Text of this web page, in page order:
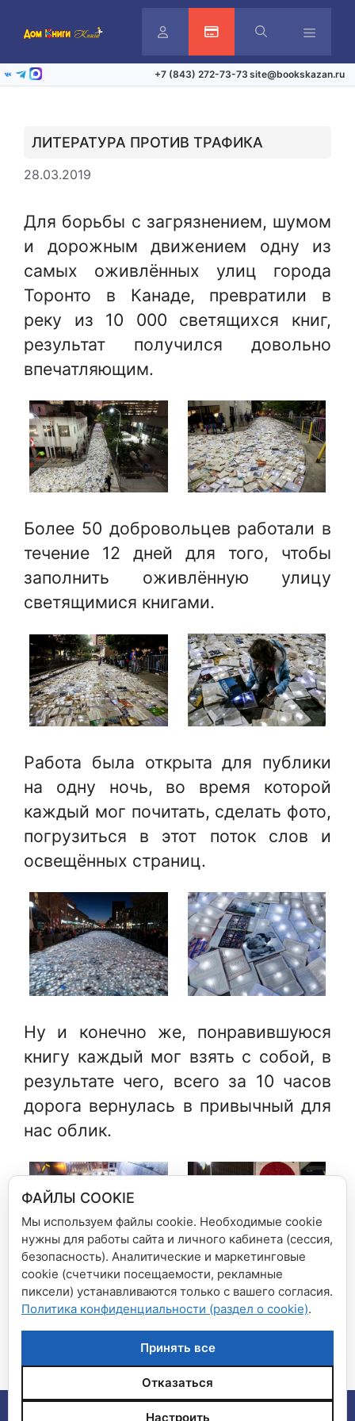
ЛичныйАктивация карты
ВКонтакте
Telegram
Max +7 (843) 272-73-73 site@bookskazan.ru
ЛИТЕРАТУРА ПРОТИВ ТРАФИКА
28.03.2019
Для борьбы с загрязнением, шумом
и дорожным движением одну из
самых оживлённых улиц города
Торонто в Канаде, превратили в
реку из 10 000 светящихся книг,
результат получился довольно
впечатляющим.
Более 50 добровольцев работали в
течение 12 дней для того, чтобы
заполнить оживлённую улицу
светящимися книгами.
Работа была открыта для публики
на одну ночь, во время которой
каждый мог почитать, сделать фото,
погрузиться в этот поток слов и
освещённых страниц.
Ну и конечно же, понравившуюся
книгу каждый мог взять с собой, в
результате чего, всего за 10 часов
дорога вернулась в привычный для
нас облик.
Рубрики
Новости сети магазинов
Книжный магазин Zhongshuge
© 2026 Сеть магазинов "Дом книги", "Книга плюс"
ФАЙЛЫ COOKIE
Мы используем файлы cookie. Необходимые cookie
нужны для работы сайта и личного кабинета (сессия,
безопасность). Аналитические и маркетинговые
cookie (счетчики посещаемости, рекламные
пиксели) устанавливаются только с вашего согласия.
Политика конфиденциальности (раздел о cookie).
Принять все
Отказаться
Настроить